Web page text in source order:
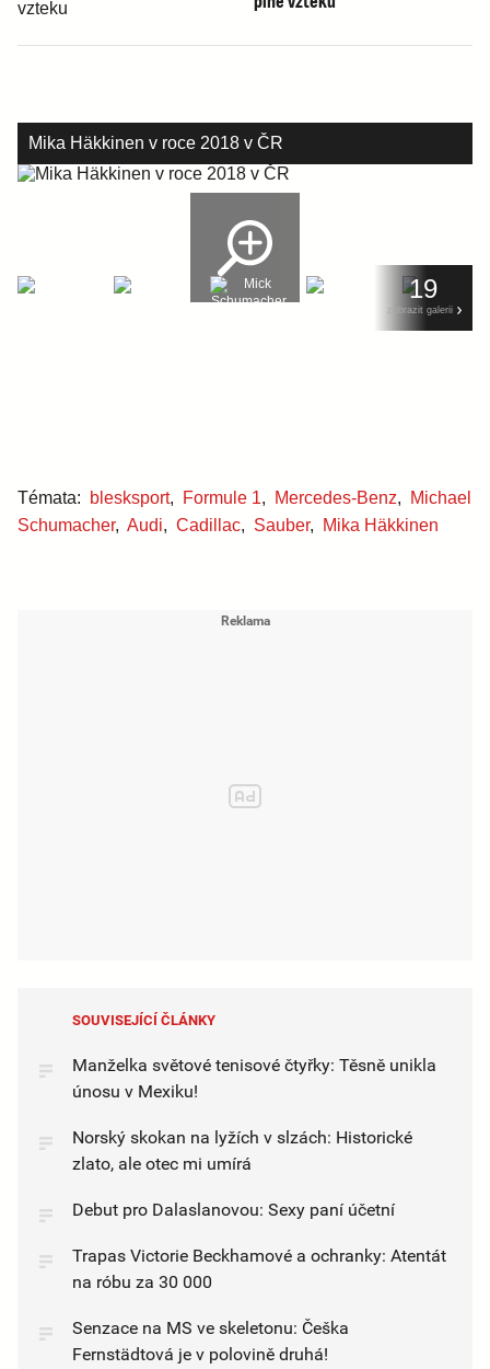
Mika Häkkinen v roce 2018 v ČR
19
zobrazit galerii
Témata: blesksport, Formule 1, Mercedes-Benz,
Michael
Schumacher, Audi, Cadillac, Sauber, Mika Häkkinen
SOUVISEJÍCÍ ČLÁNKY
Manželka světové tenisové čtyřky: Těsně unikla
únosu v Mexiku!
Norský skokan na lyžích v slzách: Historické
zlato, ale otec mi umírá
Debut pro Dalaslanovou: Sexy paní účetní
Trapas Victorie Beckhamové a ochranky: Atentát
na róbu za 30 000
Senzace na MS ve skeletonu: Češka
Fernstädtová je v polovině druhá!